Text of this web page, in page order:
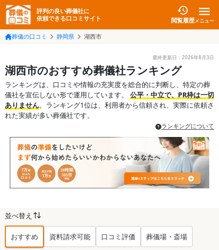
評判の良い葬儀社に
依頼できる口コミサイト
閲覧履歴メニュー
葬儀の口コミ 静岡県 湖西市
最終更新日： 2026年8月3日
湖西市のおすすめ葬儀社ランキング
ランキングは、口コミや情報の充実度を総合的に判断し、特定の葬
儀社を宣伝しない形で運用しています。 公平・中立で、PR枠は一切
ありません。ランキング1位は、利用者から信頼され、実際に依頼さ
れた実績が多い葬儀社です。
ランキングについて
並べ替え
おすすめ 資料請求可能 口コミ評価 葬儀場・斎場